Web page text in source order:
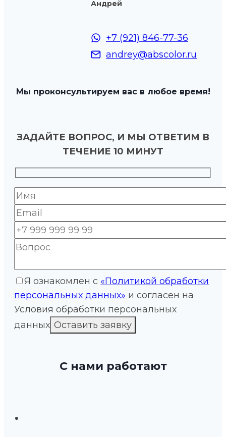
Андрей
+7 (921) 846-77-36
andrey@abscolor.ru
Мы проконсультируем вас в любое время!
ЗАДАЙТЕ ВОПРОС, И МЫ ОТВЕТИМ В
ТЕЧЕНИЕ 10 МИНУТ
Я ознакомлен с «Политикой обработки
персональных данных» и согласен на
Условия обработки персональных
данных
С нами работают